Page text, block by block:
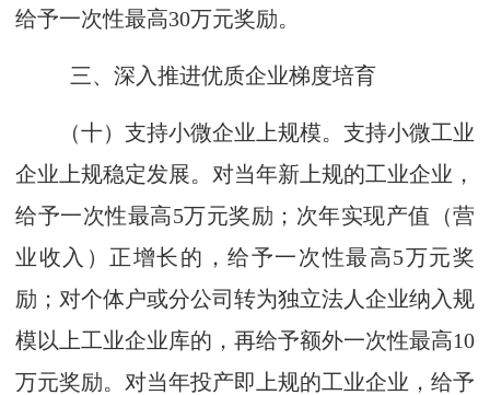
给予一次性最高30万元奖励。
三、深入推进优质企业梯度培育
（十）支持小微企业上规模。支持小微工业
企业上规稳定发展。对当年新上规的工业企业，
给予一次性最高5万元奖励；次年实现产值（营
业收入）正增长的，给予一次性最高5万元奖
励；对个体户或分公司转为独立法人企业纳入规
模以上工业企业库的，再给予额外一次性最高10
万元奖励。对当年投产即上规的工业企业，给予